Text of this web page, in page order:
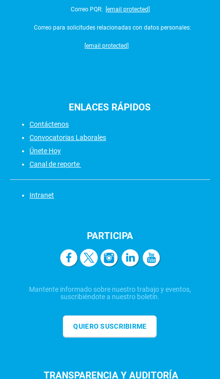
Correo PQR: [email protected]
Correo para solicitudes relacionadas con datos personales:
[email protected]
ENLACES RÁPIDOS
Contáctenos
Convocatorias Laborales
Únete Hoy
Canal de reporte
Intranet
PARTICIPA
Mantente informado sobre nuestro trabajo y eventos,
suscribiéndote a nuestro boletín.
QUIERO SUSCRIBIRME
TRANSPARENCIA Y AUDITORÍA